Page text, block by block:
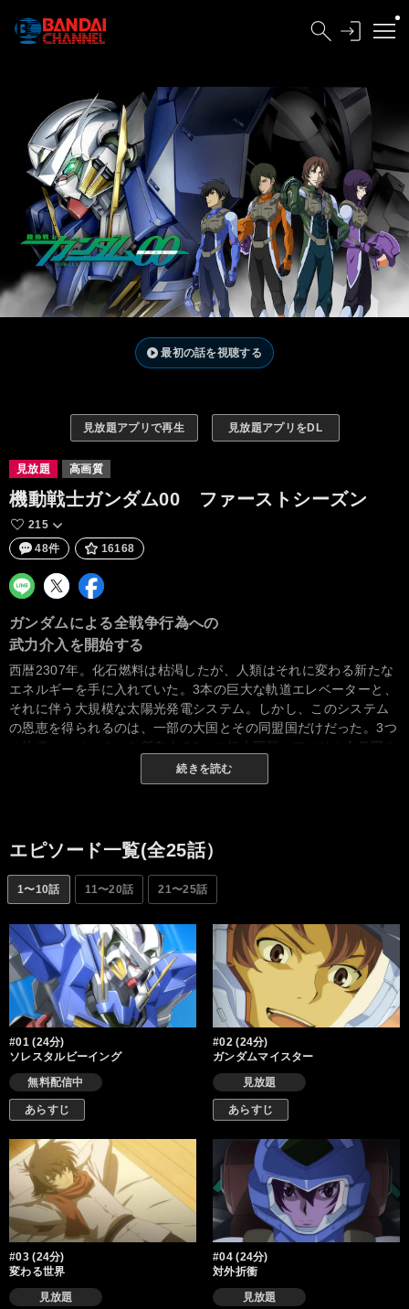
最初の話を視聴する
見放題アプリで再生 見放題アプリをDL
見放題 高画質
機動戦士ガンダム00 ファーストシーズン
215
48件
16168
ガンダムによる全戦争行為への
武力介入を開始する
西暦2307年。化石燃料は枯渇したが、人類はそれに変わる新たな
エネルギーを手に入れていた。3本の巨大な軌道エレベーターと、
それに伴う大規模な太陽光発電システム。しかし、このシステム
の恩恵を得られるのは、一部の大国とその同盟国だけだった。3つ
の軌道エレベーターを所有する3つの超大国群。アメリカ合衆国を
中心とした「ユニオン」。中国、ロシア、インドを中心とした
「人類革新連盟」。ヨーロッパを中心とした「AEU」。各超大国
のだ…。そんな終わりのない戦いの世界で、「武力による戦争の
根絶」を掲げる私設武装組織が現れる。モビルスーツ「ガンダ
ム」を所有する彼らの名は、「ソレスタルビーイング」。彼らは
ガンダムをもって、「武力による戦争の根絶」を目指す！
続きを読む
エピソード一覧(全25話）
1〜10話 11〜20話 21〜25話
#01 (24分)
ソレスタルビーイング
無料配信中
あらすじ
#02 (24分)
ガンダムマイスター
見放題
あらすじ
#03 (24分)
変わる世界
見放題
#04 (24分)
対外折衝
見放題